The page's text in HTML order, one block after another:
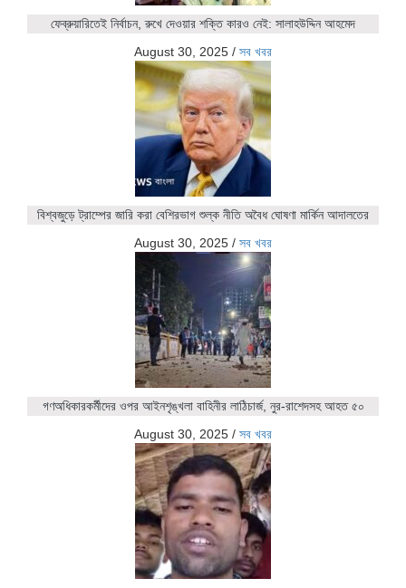
ফেব্রুয়ারিতেই নির্বাচন, রুখে দেওয়ার শক্তি কারও নেই: সালাহউদ্দিন আহমেদ
August 30, 2025 / সব খবর
বিশ্বজুড়ে ট্রাম্পের জারি করা বেশিরভাগ শুল্ক নীতি অবৈধ ঘোষণা মার্কিন আদালতের
August 30, 2025 / সব খবর
গণঅধিকারকর্মীদের ওপর আইনশৃঙ্খলা বাহিনীর লাঠিচার্জ, নুর-রাশেদসহ আহত ৫০
August 30, 2025 / সব খবর